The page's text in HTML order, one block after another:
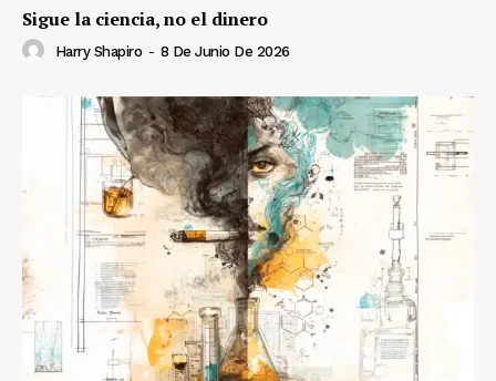
Sigue la ciencia, no el dinero
Harry Shapiro - 8 De Junio De 2026